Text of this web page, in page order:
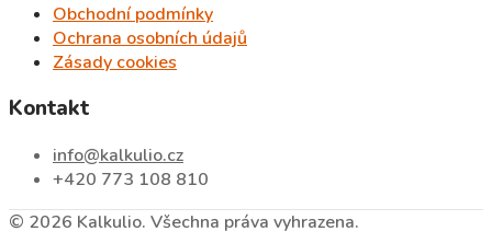
Obchodní podmínky
Ochrana osobních údajů
Zásady cookies
Kontakt
info@kalkulio.cz
+420 773 108 810
© 2026 Kalkulio. Všechna práva vyhrazena.